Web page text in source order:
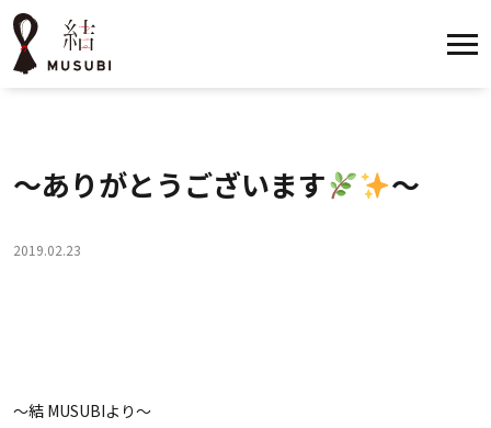
〜ありがとうございます 〜
2019.02.23
〜結 MUSUBIより〜